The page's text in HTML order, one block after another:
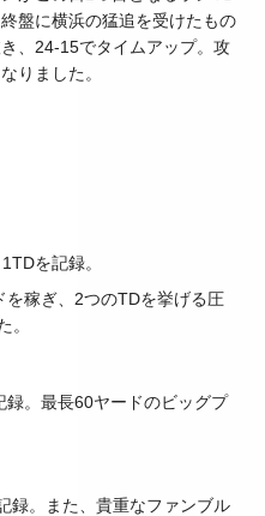
盤に横浜の猛追を受けたもの
、24-15でタイムアップ。攻
りました。
を記録。
を稼ぎ、2つのTDを挙げる圧
。
録。最長60ヤードのビッグプ
録。また、貴重なファンブル